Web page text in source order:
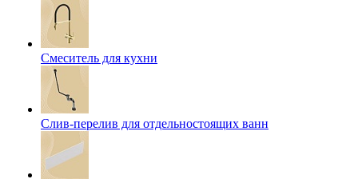
Смеситель для кухни
Слив-перелив для отдельностоящих ванн